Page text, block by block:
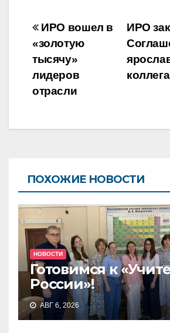
Навигация
по
записям
ИРО
ИРО вошел в
«золотую
тысячу»
лидеров
отрасли
ПОХОЖИЕ НОВОСТИ
НОВОСТИ
Готовимся к
России»!
АВГ 6, 2026